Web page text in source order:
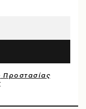
Προστασίας